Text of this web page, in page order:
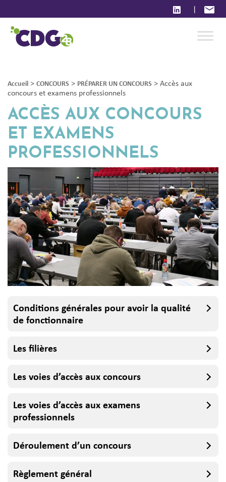
|
Accueil > CONCOURS > PRÉPARER UN CONCOURS >Accès aux
concours et examens professionnels
ACCÈS AUX CONCOURS
ET EXAMENS
PROFESSIONNELS
Conditions générales pour avoir la qualité
de fonctionnaire
Les filières
Les voies d’accès aux concours
Les voies d’accès aux examens
professionnels
Déroulement d’un concours
Règlement général